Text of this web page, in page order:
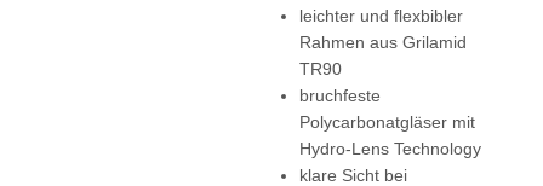
leichter und flexbibler
Rahmen aus Grilamid
TR90
bruchfeste
Polycarbonatgläser mit
Hydro-Lens Technology
klare Sicht bei